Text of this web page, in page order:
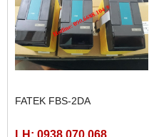
FATEK FBS-2DA
LH: 0938.070.068